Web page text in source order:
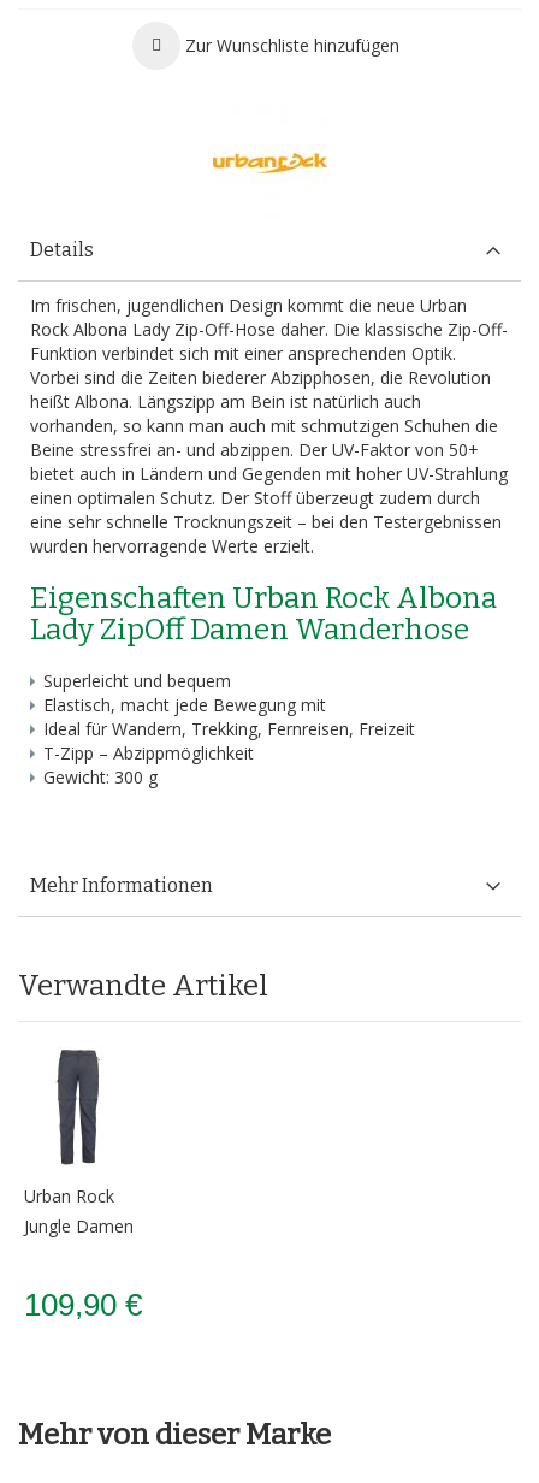
Zur Wunschliste hinzufügen
Details
Im frischen, jugendlichen Design kommt die neue Urban
Rock Albona Lady Zip-Off-Hose daher. Die klassische Zip-Off-
Funktion verbindet sich mit einer ansprechenden Optik.
Vorbei sind die Zeiten biederer Abzipphosen, die Revolution
heißt Albona. Längszipp am Bein ist natürlich auch
vorhanden, so kann man auch mit schmutzigen Schuhen die
Beine stressfrei an- und abzippen. Der UV-Faktor von 50+
bietet auch in Ländern und Gegenden mit hoher UV-Strahlung
einen optimalen Schutz. Der Stoff überzeugt zudem durch
eine sehr schnelle Trocknungszeit – bei den Testergebnissen
wurden hervorragende Werte erzielt.
Eigenschaften Urban Rock Albona
Lady ZipOff Damen Wanderhose
Superleicht und bequem
Elastisch, macht jede Bewegung mit
Ideal für Wandern, Trekking, Fernreisen, Freizeit
T-Zipp – Abzippmöglichkeit
Gewicht: 300 g
Mehr Informationen
Verwandte Artikel
Urban Rock
Jungle Damen
109,90 €
Mehr von dieser Marke